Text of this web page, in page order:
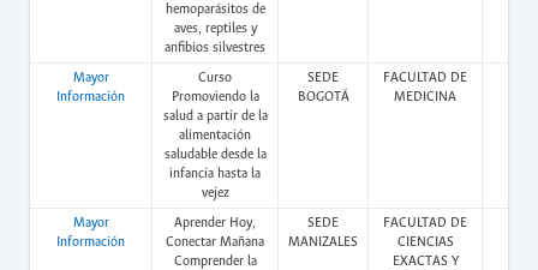
hemoparásitos de
aves, reptiles y
anfibios silvestres
Mayor
Información
Curso
Promoviendo la
salud a partir de la
alimentación
saludable desde la
infancia hasta la
vejez
SEDE
BOGOTÁ
FACULTAD DE
MEDICINA
Mayor
Información
Aprender Hoy,
Conectar Mañana
Comprender la
SEDE
MANIZALES
FACULTAD DE
CIENCIAS
EXACTAS Y